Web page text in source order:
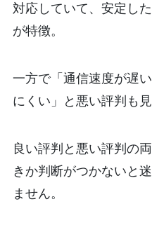
対応していて、安定し
が特徴。
一方で「通信速度が遅
にくい」と悪い評判も見
良い評判と悪い評判の
きか判断がつかないと
ません。